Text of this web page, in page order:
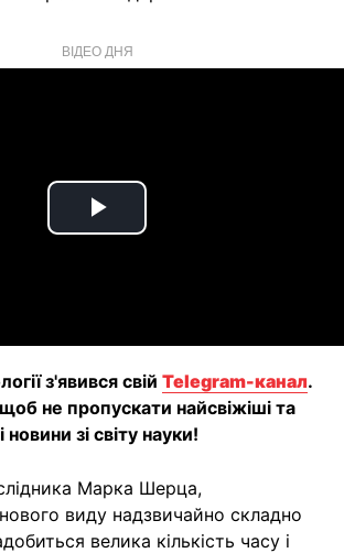
ВІДЕО ДНЯ
Play
з'явився свій Telegram-канал.
не пропускати найсвіжіші та
зі світу науки!
Марка Шерца,
виду надзвичайно складно
велика кількість часу і